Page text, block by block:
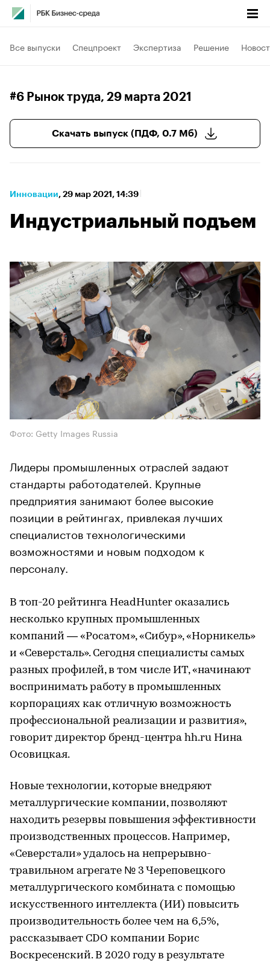
Все выпуски Спецпроект Экспертиза Решение
#6 Рынок труда, 29 марта 2021
Скачать выпуск (ПДФ, 0.7 Мб)
Инновации⁠, 29 мар 2021, 14:39
Индустриальный подъем
Фото: Getty Images Russia
Лидеры промышленных отраслей задают
стандарты работодателей. Крупные
предприятия занимают более высокие
позиции в рейтингах, привлекая лучших
специалистов технологическими
возможностями и новым подходом к
персоналу.
В топ-20 рейтинга HeadHunter оказались
несколько крупных промышленных
компаний — «Росатом», «Сибур», «Норникель»
и «Северсталь». Сегодня специалисты самых
разных профилей, в том числе ИТ, «начинают
воспринимать работу в промышленных
корпорациях как отличную возможность
профессиональной реализации и развития»,
говорит директор бренд-центра hh.ru Нина
Осовицкая.
Новые технологии, которые внедряют
металлургические компании, позволяют
находить резервы повышения эффективности
производственных процессов. Например,
«Северстали» удалось на непрерывно-
травильном агрегате № 3 Череповецкого
металлургического комбината с помощью
искусственного интеллекта (ИИ) повысить
производительность более чем на 6,5%,
рассказывает CDO компании Борис
Воскресенский. В 2020 году в результате